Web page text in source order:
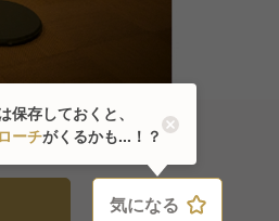
気になる
気になる
保存しておくと、
ーチがくるかも...！？